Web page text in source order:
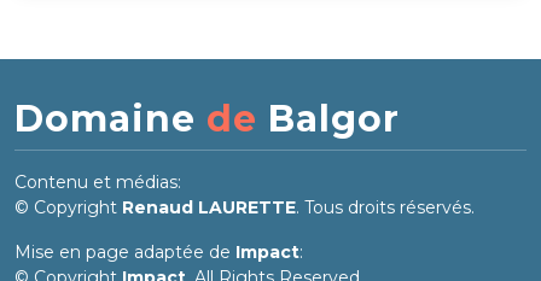
Domaine de Balgor
Contenu et médias:
© Copyright Renaud LAURETTE. Tous droits réservés.
Mise en page adaptée de Impact: